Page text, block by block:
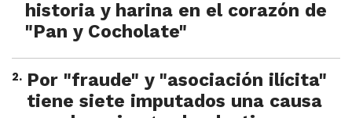
historia y harina en el corazón de
"Pan y Cocholate"
2. Por "fraude" y "asociación ilícita"
tiene siete imputados una causa